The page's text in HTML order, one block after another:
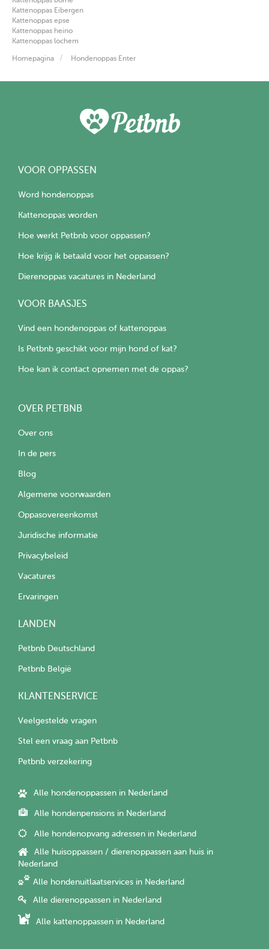
Kattenoppas Eibergen
Kattenoppas epse
Kattenoppas heino
Kattenoppas lochem
Homepagina Hondenoppas Enter
VOOR OPPASSEN
Word hondenoppas
Kattenoppas worden
Hoe werkt Petbnb voor oppassen?
Hoe krijg ik betaald voor het oppassen?
Dierenoppas vacatures in Nederland
VOOR BAASJES
Vind een hondenoppas of kattenoppas
Is Petbnb geschikt voor mijn hond of kat?
Hoe kan ik contact opnemen met de oppas?
OVER PETBNB
Over ons
In de pers
Blog
Algemene voorwaarden
Oppasovereenkomst
Juridische informatie
Privacybeleid
Vacatures
Ervaringen
LANDEN
Petbnb Deutschland
Petbnb België
KLANTENSERVICE
Veelgestelde vragen
Stel een vraag aan Petbnb
Petbnb verzekering
Alle hondenoppassen in Nederland
Alle hondenpensions in Nederland
Alle hondenopvang adressen in Nederland
Alle huisoppassen / dierenoppassen aan huis in
Nederland
Alle hondenuitlaatservices in Nederland
Alle dierenoppassen in Nederland
Alle kattenoppassen in Nederland